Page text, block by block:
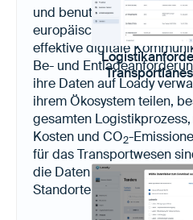
und benutzerspezifischen
europäischen Sprachen,
effektive digitale
Be- und
ihre Daten auf Loady
ihrem Ökosystem teilen,
gesamten
Kosten und CO2-
für das Transportwesen
die Daten von über
Standorten in Europa, USA